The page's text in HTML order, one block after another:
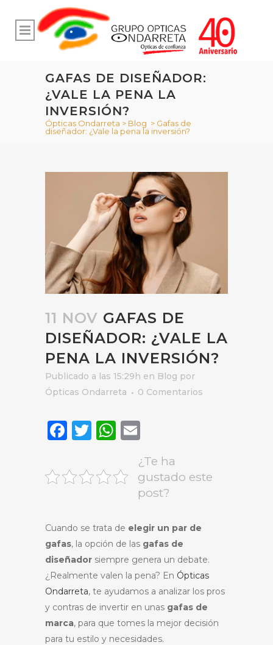
GAFAS DE DISEÑADOR:
¿VALE LA PENA LA
INVERSIÓN?
Ópticas Ondarreta > Blog > Gafas de
diseñador: ¿Vale la pena la inversión?
11 NOV GAFAS DE
DISEÑADOR: ¿VALE LA
PENA LA INVERSIÓN?
Publicado a las 15:29h en Blog por
Ópticas Ondarreta
0 Comentarios
Facebook
Twitter
WhatsApp
¿Te ha
gustado este
post?
Cuando se trata de elegir un par de
gafas, la opción de las gafas de
diseñador siempre genera un debate.
¿Realmente valen la pena? En Ópticas
Ondarreta, te ayudamos a analizar los pros
y contras de invertir en unas gafas de
marca, para que tomes la mejor decisión
para tu estilo y necesidades.